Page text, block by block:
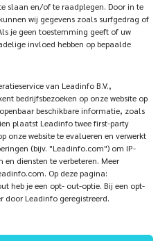
slaan en/of te raadplegen. Door in te
wij gegevens zoals surfgedrag of
je geen toestemming geeft of uw
invloed hebben op bepaalde
van Leadinfo B.V.,
bedrijfsbezoeken op onze website op
beschikbare informatie, zoals
plaatst Leadinfo twee first-party
onze website te evalueren en verwerkt
(bijv. "Leadinfo.com") om IP-
en diensten te verbeteren. Meer
Op deze pagina:
heb je een opt- out-optie. Bij een opt-
door Leadinfo geregistreerd.
Vacancies
Contact
Veelgestelde vragen
Subscribe now!